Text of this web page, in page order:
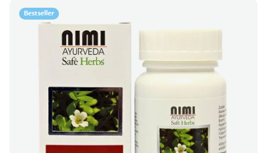
Bestseller